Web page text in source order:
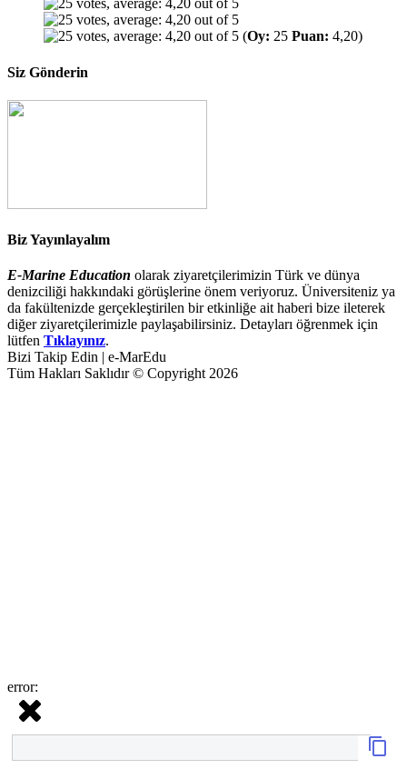
(Oy: 25 Puan: 4,20)
Siz Gönderin
Biz Yayınlayalım
E-Marine Education olarak ziyaretçilerimizin Türk ve dünya
denizciliği hakkındaki görüşlerine önem veriyoruz. Üniversiteniz ya
da fakültenizde gerçekleştirilen bir etkinliğe ait haberi bize ileterek
diğer ziyaretçilerimizle paylaşabilirsiniz. Detayları öğrenmek için
lütfen Tıklayınız.
Bizi Takip Edin | e-MarEdu
Tüm Hakları Saklıdır © Copyright 2026
error: